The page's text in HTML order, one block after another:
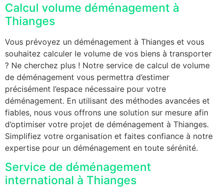
Calcul volume déménagement à
Thianges
Vous prévoyez un déménagement à Thianges et vous
souhaitez calculer le volume de vos biens à transporter
? Ne cherchez plus ! Notre service de calcul de volume
de déménagement vous permettra d’estimer
précisément l’espace nécessaire pour votre
déménagement. En utilisant des méthodes avancées et
fiables, nous vous offrons une solution sur mesure afin
d’optimiser votre projet de déménagement à Thianges.
Simplifiez votre organisation et faites confiance à notre
expertise pour un déménagement en toute sérénité.
Service de déménagement
international à Thianges